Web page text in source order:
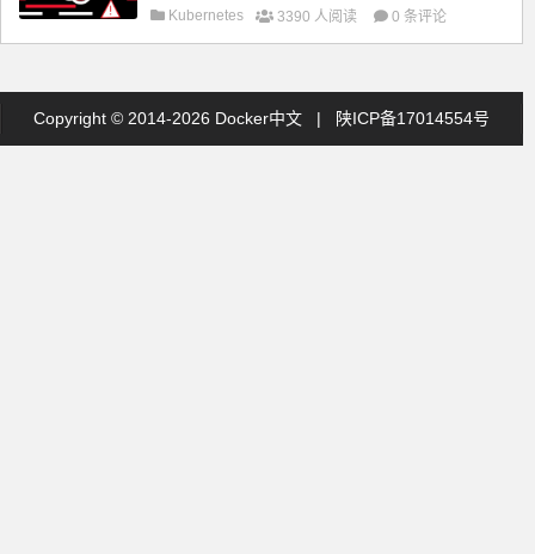
Kubernetes 3390 人阅读 0 条评论
Copyright © 2014-2026 Docker中文 | 陕ICP备17014554号